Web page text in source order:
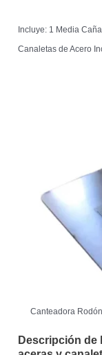
Incluye: 1 Media
Canaletas de Acero
Canteadora
Descripción de